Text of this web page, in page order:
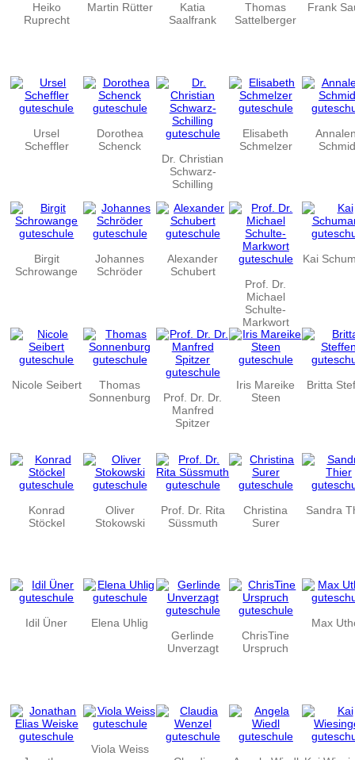
Heiko
Ruprecht
Martin Rütter
Katia
Saalfrank
Thomas
Sattelberger
Frank
Ursel
Scheffler
Dorothea
Schenck
Dr. Christian
Schwarz-
Schilling
Elisabeth
Schmelzer
Birgit
Schrowange
Johannes
Schröder
Alexander
Schubert
Prof. Dr.
Michael
Schulte-
Markwort
Kai
Nicole Seibert
Thomas
Sonnenburg
Prof. Dr. Dr.
Manfred
Spitzer
Iris Mareike
Steen
Britta
Konrad
Stöckel
Oliver
Stokowski
Prof. Dr. Rita
Süssmuth
Christina
Surer
Sandra
Idil Üner
Elena Uhlig
Gerlinde
Unverzagt
ChrisTine
Urspruch
Max
Viola Weiss